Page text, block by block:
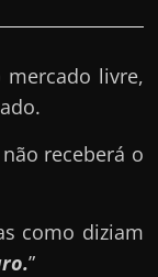
mercado livre,
receberá o
como diziam
”